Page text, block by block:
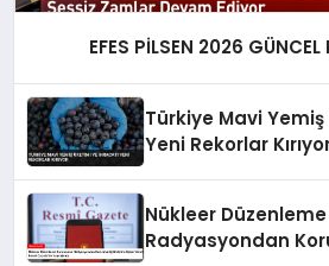
EFES PİLSEN 2026 GÜNCEL
Türkiye Mavi
Yeni Rekorlar
Nükleer
Radyasyondan